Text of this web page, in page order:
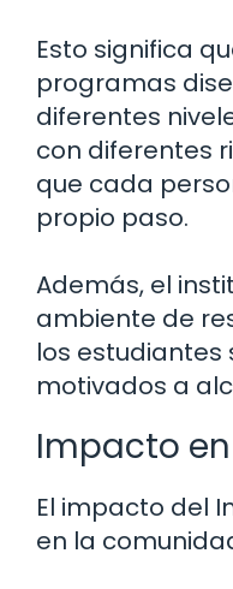
Esto significa
programas
diferentes
con diferentes
que cada
propio paso.
Además, el
ambiente de
los estudiantes
motivados a
Impacto
El impacto del
en la